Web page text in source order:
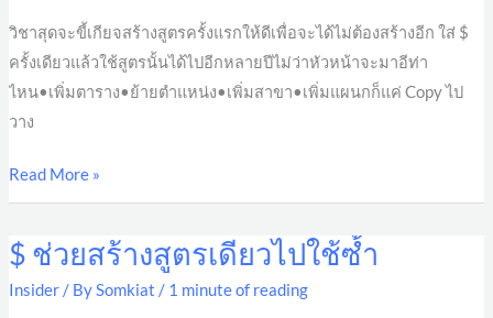
วิชาสุดจะขี้เกียจสร้างสูตรครั้งแรกให้ดีเพื่อจะได้ไม่ต้องสร้างอีก ใส่ $
ครั้งเดียวแล้วใช้สูตรนั้นได้ไปอีกหลายปีไม่ว่าหัวหน้าจะมาอีท่า
ไหน•เพิ่มตาราง•ย้ายตำแหน่ง•เพิ่มสาขา•เพิ่มแผนกก็แค่ Copy ไป
วาง
สุดๆ
ลูก
น้อง
คน
Read More »
$ ช่วยสร้างสูตรเดียวไปใช้ซ้ำ
Insider/ BySomkiat / 1 minute of reading
$